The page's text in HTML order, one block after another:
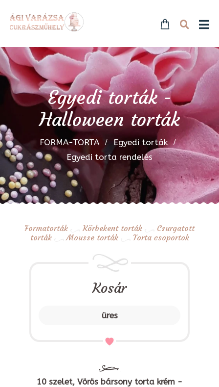
Egyedi torták -
Halloween torták
FORMA-TORTA
Egyedi torták
Egyedi torta rendelés
Formatorták Körbekent torták
Csurgatott
torták
Mousse torták Torta csoportok
Kosár
üres
10 szelet, Vörös bársony torta krém -